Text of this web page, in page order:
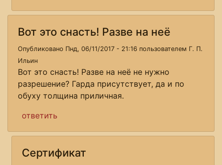
Вот это снасть! Разве на неё
Опубликовано Пнд, 06/11/2017 - 21:16 пользователем Г. П.
Ильин
Вот это снасть! Разве на неё не нужно
разрешение? Гарда присутствует, да и по
обуху толщина приличная.
ответить
Сертификат